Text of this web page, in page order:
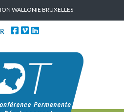
WALLONIE BRUXELLES